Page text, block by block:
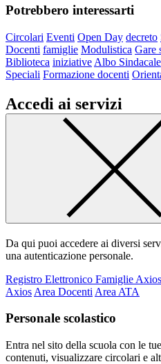
Potrebbero interessarti
Circolari Eventi Open Day decreto
Docenti famiglie Modulistica Gare
Biblioteca iniziative Albo Sindacale
Speciali Formazione docenti
Accedi ai servizi
Da qui puoi accedere ai diversi
una autenticazione personale.
Registro Elettronico Famiglie Axios
Axios Area Docenti Area ATA
Personale scolastico
Entra nel sito della scuola con le
contenuti, visualizzare circolari e